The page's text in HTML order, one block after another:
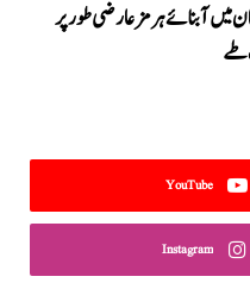
میں آبنائے ہرمز عارضی طور پر
طے
YouTube
Instagram